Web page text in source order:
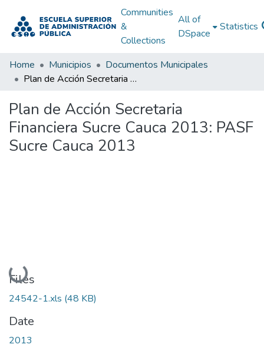
Communities
&
Collections
All of
DSpace
Statistics
Home Municipios
Documentos Municipales
Plan de Acción Secretaria Financiera Sucre Cauca 2013: PASF Sucre Cauca 2013
Plan de Acción Secretaria
Financiera Sucre Cauca 2013: PASF
Sucre Cauca 2013
Loading...
Files
24542-1.xls (48 KB)
Date
2013